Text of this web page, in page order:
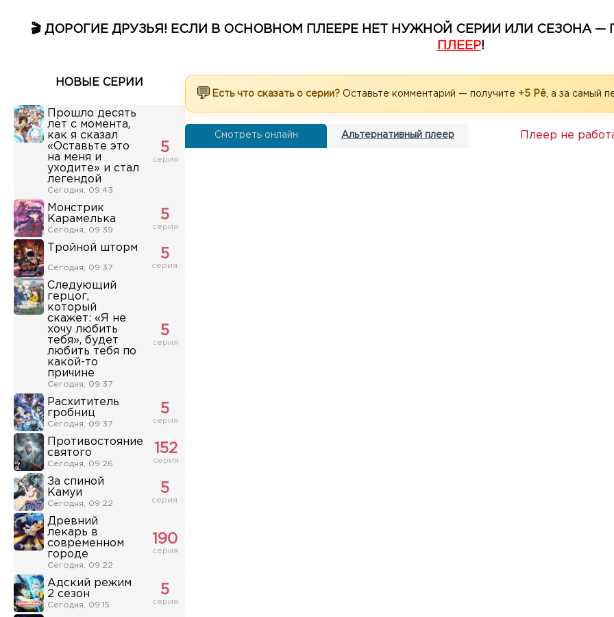
🎬 ДОРОГИЕ ДРУЗЬЯ! ЕСЛИ В ОСНОВНОМ ПЛЕЕРЕ НЕТ НУЖНОЙ СЕРИИ ИЛИ СЕЗОНА
ПЛЕЕР!
НОВЫЕ СЕРИИ
Прошло десять
лет с момента,
как я сказал
«Оставьте это
на меня и
уходите» и стал
легендой
Сегодня, 09:43
5
серия
Монстрик
Карамелька
Сегодня, 09:39
5
серия
Тройной шторм
Сегодня, 09:37
5
серия
Следующий
герцог,
который
скажет: «Я не
хочу любить
тебя», будет
любить тебя по
какой-то
причине
Сегодня, 09:37
5
серия
Расхититель
гробниц
Сегодня, 09:37
5
серия
Противостояние
святого
Сегодня, 09:26
152
серия
За спиной
Камуи
Сегодня, 09:22
5
серия
Древний
лекарь в
современном
городе
Сегодня, 09:22
190
серия
Адский режим
2 сезон
Сегодня, 09:15
5
серия
💬 Есть что сказать о серии? Оставьте комментарий — получите +5 Рё , а за самый
Смотреть онлайн Альтернативный плеер Плеер не